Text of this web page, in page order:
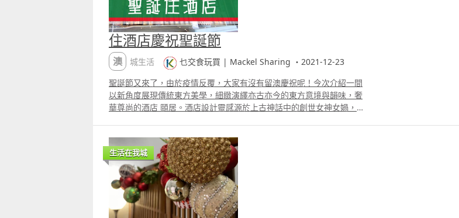
住酒店慶祝聖誕節
澳城生活
乜交食玩買 | Mackel Sharing ・2021-12-23
聖誕節又來了，由於疫情反覆，大家有沒有留澳慶祝呢！今次介紹一間
以新角度展現傳統東方美學，細緻演繹亦古亦今的東方意境與韻味，奢
華尊尚的酒店 頤居。酒店設計靈感源於上古神話中的創世女神女媧，頤
生活在我城